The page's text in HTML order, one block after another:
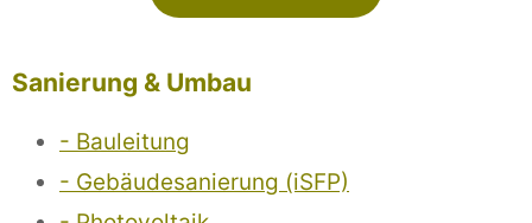
Sanierung & Umbau
- Bauleitung
- Gebäudesanierung (iSFP)